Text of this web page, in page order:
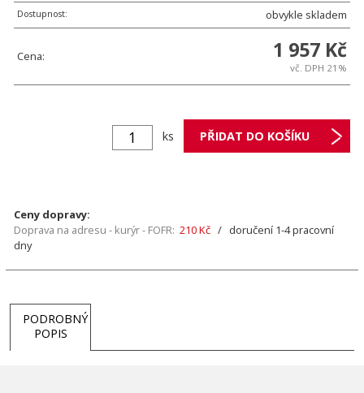
Dostupnost:
obvykle skladem
Cena: 1 957 Kč
vč. DPH 21%
ks
Ceny dopravy:
Doprava na adresu - kurýr - FOFR: 210 Kč / doručení 1-4 pracovní
dny
PODROBNÝ
POPIS